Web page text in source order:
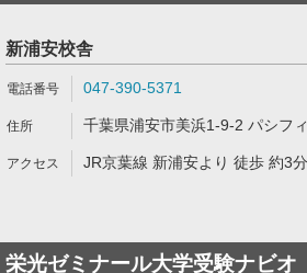
新浦安校舎
047-390-5371
千葉県浦安市美浜1-9-2 パシフ
JR京葉線 新浦安より 徒歩 約3分
栄光ゼミナール大学受験ナビオ